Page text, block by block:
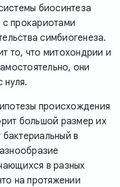
биосинтеза
прокариотами
симбиогенеза.
то, что митохондрии и
они
нуля.
происхождения
большой размер их
в
в разных
на протяжении